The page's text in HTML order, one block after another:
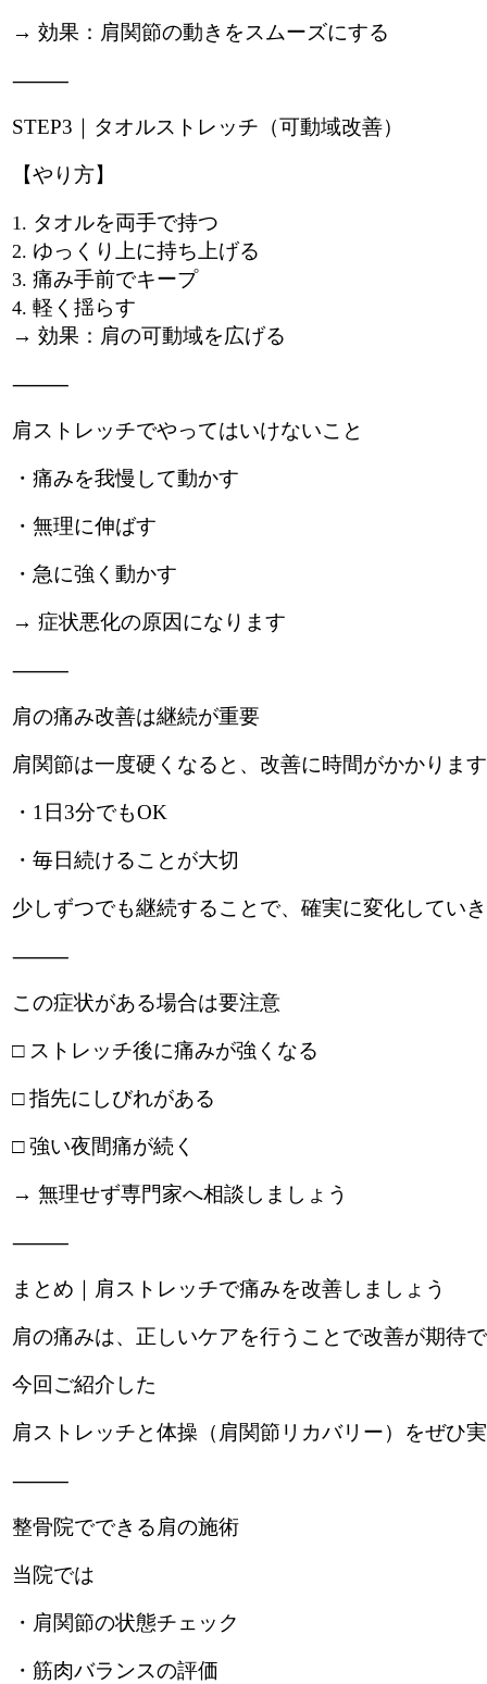
→ 効果：肩関節の動きをスムーズにする
⸻
STEP3｜タオルストレッチ（可動域改善）
【やり方】
タオルを両手で持つ
ゆっくり上に持ち上げる
痛み手前でキープ
軽く揺らす
→ 効果：肩の可動域を広げる
⸻
肩ストレッチでやってはいけないこと
・痛みを我慢して動かす
・無理に伸ばす
・急に強く動かす
→ 症状悪化の原因になります
⸻
肩の痛み改善は継続が重要
肩関節は一度硬くなると、改善に時間がかかりま
・1日3分でもOK
・毎日続けることが大切
少しずつでも継続することで、確実に変化してい
⸻
この症状がある場合は要注意
□ ストレッチ後に痛みが強くなる
□ 指先にしびれがある
□ 強い夜間痛が続く
→ 無理せず専門家へ相談しましょう
⸻
まとめ｜肩ストレッチで痛みを改善しましょう
肩の痛みは、正しいケアを行うことで改善が期待
今回ご紹介した
肩ストレッチと体操（肩関節リカバリー）をぜひ
⸻
整骨院でできる肩の施術
当院では
・肩関節の状態チェック
・筋肉バランスの評価